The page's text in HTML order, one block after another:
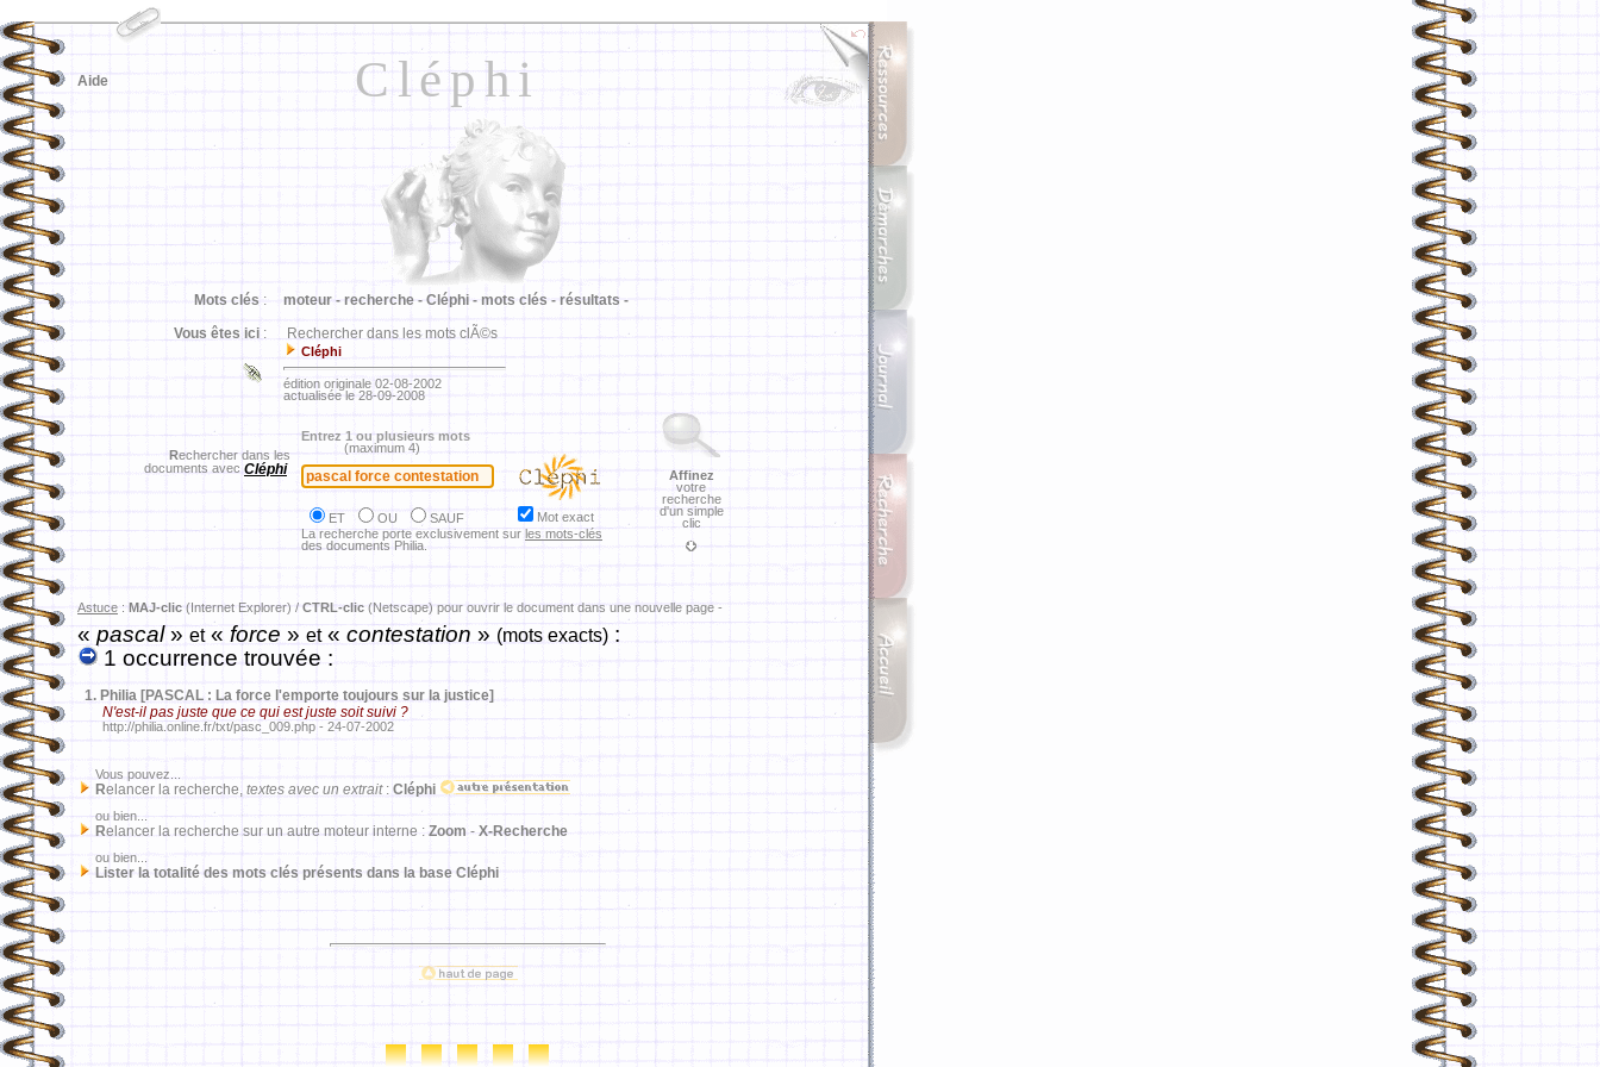
Cléphi
Aide
Mots clés : moteur - recherche - Cléphi - mots clés - résultats -
Vous êtes ici : Rechercher dans les mots clÃ©s
Cléphi
édition originale 02-08-2002
actualisée le 28-09-2008
Rechercher dans les
documents avec Cléphi
Entrez 1 ou plusieurs mots
(maximum 4)
ET OU SAUF
Mot exact
La recherche porte exclusivement sur les mots-clés
des documents Philia.
Affinez
votre
recherche
d'un simple
clic
Astuce : MAJ-clic (Internet Explorer) / CTRL-clic (Netscape) pour ouvrir le document dans une nouvelle page -
«pascal» et« force » et« contestation » (mots exacts) :
1 occurrence trouvée :
1. Philia [PASCAL : La force l'emporte toujours sur la justice]
N'est-il pas juste que ce qui est juste soit suivi ?
http://philia.online.fr/txt/pasc_009.php - 24-07-2002
Vous pouvez...
Relancer la recherche, textes avec un extrait: Cléphi
ou bien...
Relancer la recherche sur un autre moteur interne : Zoom - X-Recherche
ou bien...
Lister la totalité des mots clés présents dans la base Cléphi